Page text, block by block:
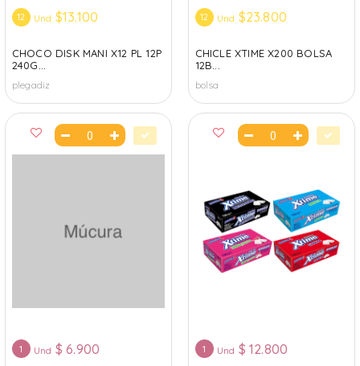
12 Und $13.100
CHOCO DISK MANI X12 PL 12P
240G...
plegadiz
12 Und $23.800
CHICLE XTIME X200 BOLSA
12B...
bolsa
1 Und $ 6.900 1 Und $ 12.800